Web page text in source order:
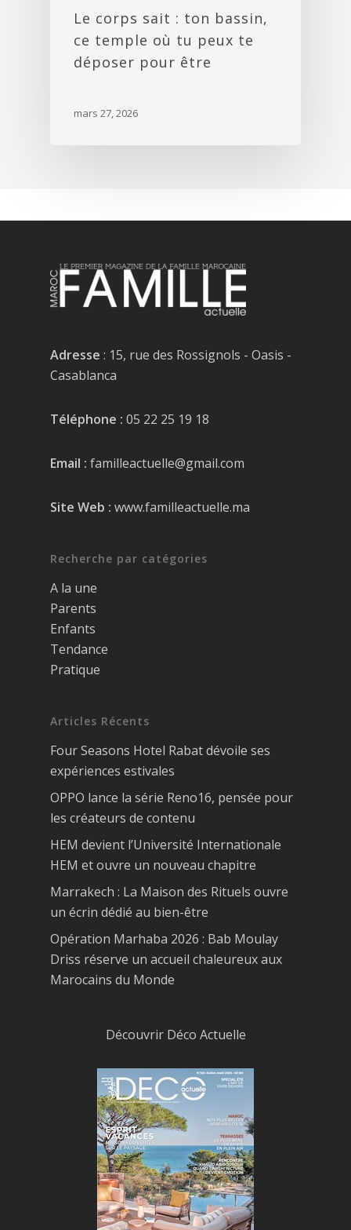
Le corps sait : ton bassin,
ce temple où tu peux te
déposer pour être
mars 27, 2026
Adresse : 15, rue des Rossignols - Oasis -
Casablanca
Téléphone : 05 22 25 19 18
Email : familleactuelle@gmail.com
Site Web : www.familleactuelle.ma
Recherche par catégories
A la une
Parents
Enfants
Tendance
Pratique
Articles Récents
Four Seasons Hotel Rabat dévoile ses
expériences estivales
OPPO lance la série Reno16, pensée pour
les créateurs de contenu
HEM devient l’Université Internationale
HEM et ouvre un nouveau chapitre
Marrakech : La Maison des Rituels ouvre
un écrin dédié au bien-être
Opération Marhaba 2026 : Bab Moulay
Driss réserve un accueil chaleureux aux
Marocains du Monde
Découvrir Déco Actuelle